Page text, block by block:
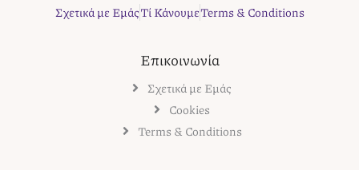
Σχετικά με ΕμάςΤί ΚάνουμεTerms & Conditions
Επικοινωνία
Σχετικά με Εμάς
Cookies
Terms & Conditions